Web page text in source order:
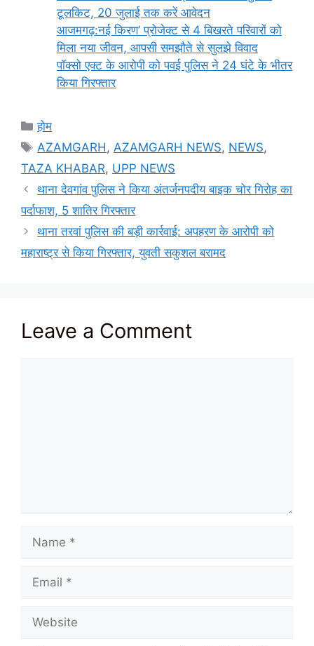
टूलकिट, 20 जुलाई तक करें आवेदन
आजमगढ़:नई किरण’ प्रोजेक्ट से 4 बिखरते परिवारों को
मिला नया जीवन, आपसी समझौते से सुलझे विवाद
पॉक्सो एक्ट के आरोपी को पवई पुलिस ने 24 घंटे के भीतर
किया गिरफ्तार
Categories
होम
Tags
AZAMGARH , AZAMGARH NEWS, NEWS,
TAZA KHABAR, UPP NEWS
थाना देवगांव पुलिस ने किया अंतर्जनपदीय बाइक चोर गिरोह का
पर्दाफाश, 5 शातिर गिरफ्तार
थाना तरवां पुलिस की बड़ी कार्रवाई: अपहरण के आरोपी को
महाराष्ट्र से किया गिरफ्तार, युवती सकुशल बरामद
Leave a Comment